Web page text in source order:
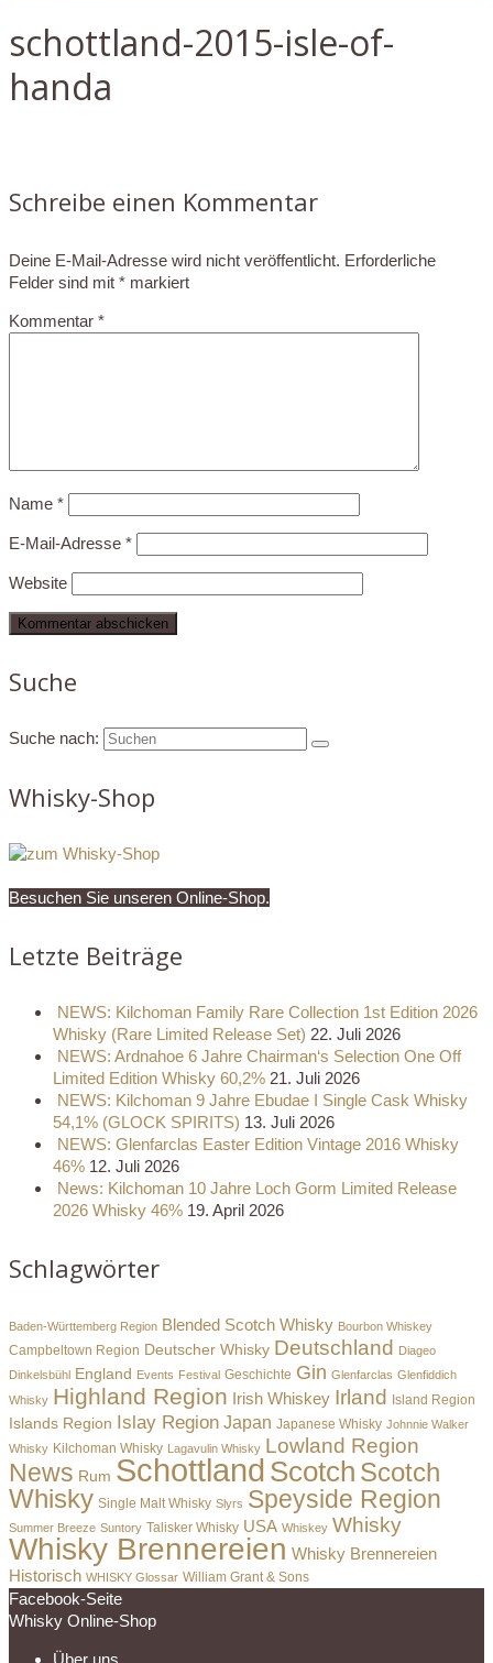
schottland-2015-isle-of-
handa
Schreibe einen Kommentar
Deine E-Mail-Adresse wird nicht veröffentlicht. Erforderliche
Felder sind mit * markiert
Kommentar *
Name *
E-Mail-Adresse *
Website
Suche
Suche nach:
Whisky-Shop
Besuchen Sie unseren Online-Shop.
Letzte Beiträge
NEWS: Kilchoman Family Rare Collection 1st Edition 2026
Whisky (Rare Limited Release Set) 22. Juli 2026
NEWS: Ardnahoe 6 Jahre Chairman‘s Selection One Off
Limited Edition Whisky 60,2% 21. Juli 2026
NEWS: Kilchoman 9 Jahre Ebudae I Single Cask Whisky
54,1% (GLOCK SPIRITS) 13. Juli 2026
NEWS: Glenfarclas Easter Edition Vintage 2016 Whisky
46% 12. Juli 2026
News: Kilchoman 10 Jahre Loch Gorm Limited Release
2026 Whisky 46% 19. April 2026
Schlagwörter
Baden-Württemberg Region Blended Scotch Whisky Bourbon Whiskey
Campbeltown Region Deutscher Whisky Deutschland
Diageo
Dinkelsbühl England Events Festival Geschichte Gin Glenfarclas Glenfiddich
Whisky Highland Region Irish Whiskey Irland Island Region
Islands Region Islay Region Japan Japanese Whisky Johnnie Walker
Whisky Kilchoman Whisky Lagavulin Whisky Lowland Region
News Rum Schottland Scotch Scotch
Whisky Single Malt Whisky Slyrs Speyside Region
Summer Breeze Suntory Talisker Whisky USA Whiskey Whisky
Whisky Brennereien Whisky Brennereien
Historisch WHISKY Glossar William Grant & Sons
Facebook-Seite
Whisky Online-Shop
Über uns